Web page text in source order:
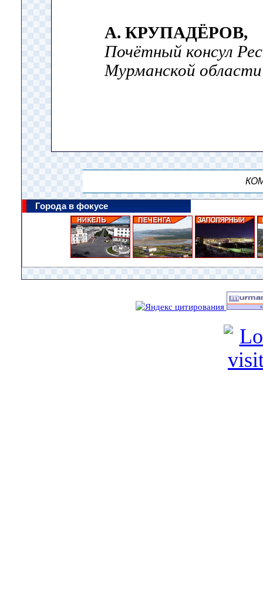
А. КРУПАДЁРОВ,
Почётный консул
Мурманской области
Города в фокусе